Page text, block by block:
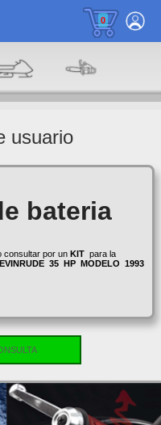
0
usuario
bateria
consultar por un KITpara la
EVINRUDE 35 HP MODELO 1993